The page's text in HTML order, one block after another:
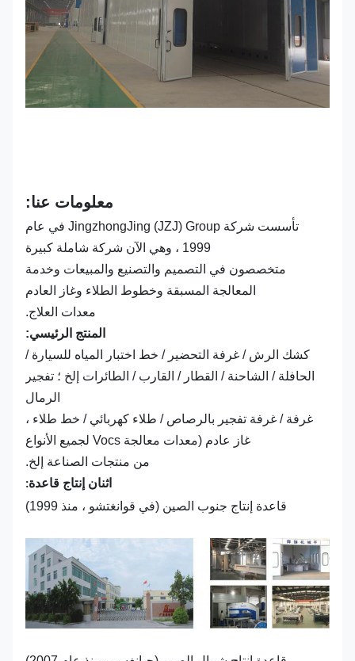
معلومات عنا:
تأسست شركة JingzhongJing (JZJ) Group في عام
1999 ، وهي الآن شركة شاملة كبيرة
متخصصون في التصميم والتصنيع والمبيعات وخدمة
المعالجة المسبقة وخطوط الطلاء وغاز العادم
معدات العلاج.
المنتج الرئيسي:
كشك الرش / غرفة التحضير / خط اختبار المياه للسيارة /
الحافلة / الشاحنة / القطار / القارب / الطائرات إلخ ؛ تفجير
الرمال
غرفة / غرفة تفجير بالرصاص / طلاء كهربائي / خط طلاء ،
غاز عادم (معدات معالجة Vocs لجميع الأنواع
من منتجات الصناعة إلخ.
اثنان إنتاج قاعدة:
قاعدة إنتاج جنوب الصين (في قوانغتشو ، منذ 1999)